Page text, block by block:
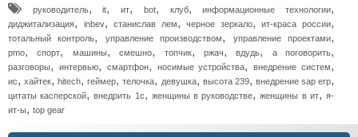
руководитель,it,ит, bot, клуб,информационные технологии,
диджитализация, inbev,станислав лем,черное зеркало,ит-краса россии,
тотальный контроль, управление производством, управление проектами,
pmo,спорт, машины,смешно, топчик, ржач,вдудь, а поговорить,
разговоры, интервью, смартфон, носимые устройства,внедрение систем,
ис,хайтек,hitech,геймер,телочка, девушка, высота 239, внедрение sap erp,
цитаты касперской,внедрить 1с, женщины в руководстве,женщины в ит,я-
ит-ы, top gear